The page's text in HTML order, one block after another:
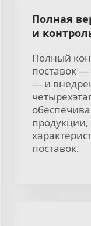
Полная
и
Полный
поставок —
— и
продукции,
поставок.